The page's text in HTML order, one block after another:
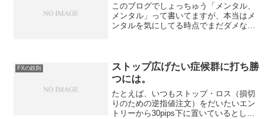
このブログでしょっちゅう「メンタル、
メンタル」って書いてますが、本当はメ
ンタルを気にしてる時点でまだダメなん
りに機械的にトレードできる境...
FXの鉄則
ストップ広げたい症候群に打ち勝
つには。
たとえば、いつもストップ・ロス（損切
りのための逆指値注文）をだいたいエン
トリーから30pips下に置いているとしま